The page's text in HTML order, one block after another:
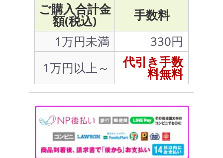
ご購入合計金
額(税込)
手数料
1万円未満
330円
1万円以上～
代引き手数
料無料